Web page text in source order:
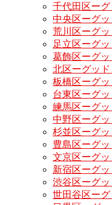
千代田区ー
中央区ーグ
荒川区ーグ
足立区ーグ
葛飾区ーグ
北区ーグッ
板橋区ーグ
台東区ーグ
練馬区ーグ
中野区ーグ
杉並区ーグ
豊島区ーグ
文京区ーグ
新宿区ーグ
渋谷区ーグ
世田谷区ー